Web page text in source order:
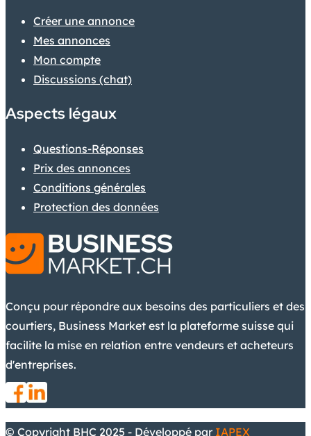
Créer une annonce
Mes annonces
Mon compte
Discussions (chat)
Aspects légaux
Questions-Réponses
Prix des annonces
Conditions générales
Protection des données
Conçu pour répondre aux besoins des particuliers et des
courtiers, Business Market est la plateforme suisse qui
facilite la mise en relation entre vendeurs et acheteurs
d'entreprises.
© Copyright BHC 2025 - Développé par IAPEX